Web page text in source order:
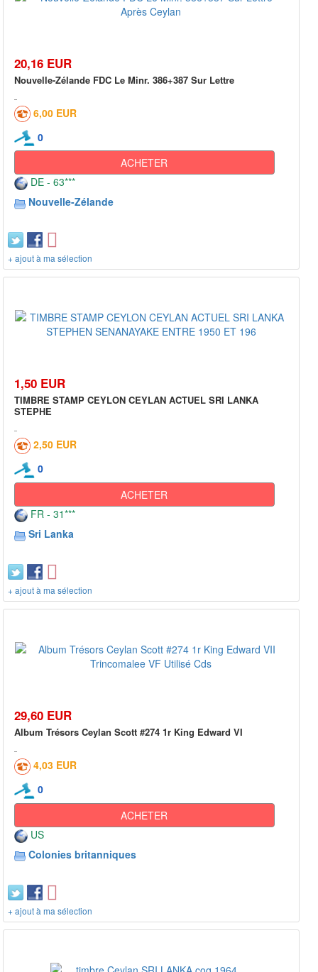
20,16 EUR
Nouvelle-Zélande FDC Le Minr. 386+387 Sur Lettre
6,00 EUR
0
ACHETER
DE - 63***
Nouvelle-Zélande
+ ajout à ma sélection
1,50 EUR
TIMBRE STAMP CEYLON CEYLAN ACTUEL SRI LANKA
STEPHE
2,50 EUR
0
ACHETER
FR - 31***
Sri Lanka
+ ajout à ma sélection
29,60 EUR
Album Trésors Ceylan Scott #274 1r King Edward VI
4,03 EUR
0
ACHETER
US
Colonies britanniques
+ ajout à ma sélection